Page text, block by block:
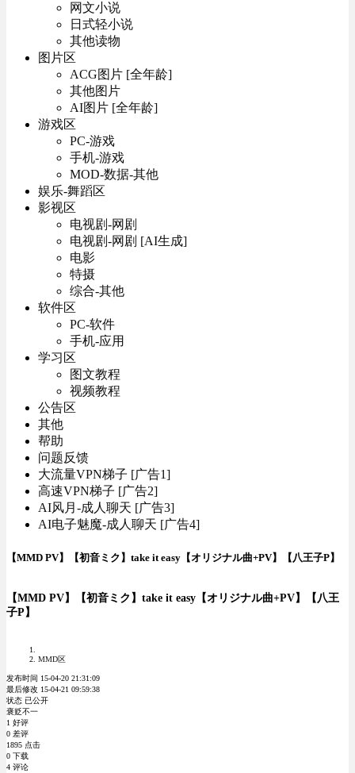
网文小说
日式轻小说
其他读物
图片区
ACG图片 [全年龄]
其他图片
AI图片 [全年龄]
游戏区
PC-游戏
手机-游戏
MOD-数据-其他
娱乐-舞蹈区
影视区
电视剧-网剧
电视剧-网剧 [AI生成]
电影
特摄
综合-其他
软件区
PC-软件
手机-应用
学习区
图文教程
视频教程
公告区
其他
帮助
问题反馈
大流量VPN梯子 [广告1]
高速VPN梯子 [广告2]
AI风月-成人聊天 [广告3]
AI电子魅魔-成人聊天 [广告4]
【MMD PV】【初音ミク】take it easy【オリジナル曲+PV】【八王子P】
【MMD PV】【初音ミク】take it easy【オリジナル曲+PV】【八王
子P】
MMD区
发布时间 15-04-20 21:31:09
最后修改 15-04-21 09:59:38
状态 已公开
褒贬不一
1 好评
0 差评
1895 点击
0 下载
4 评论